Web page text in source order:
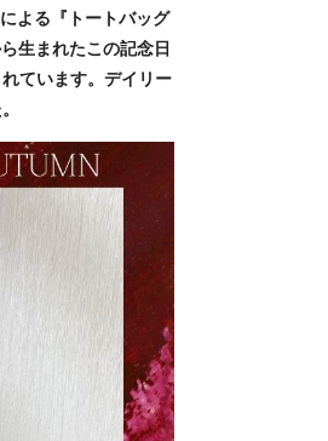
よる『トートバッグ
生まれたこの記念日
ています。デイリー